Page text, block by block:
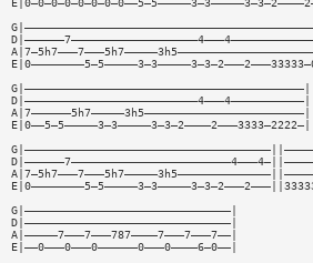
G|——————————————————————————————————————————|
D|——————————————————————————4———4———————————|
A|7——————5h7—————3h5————————————————————————|
E|0——5—5—————3—3—————3—3—2————2———3333—2222—|
G|———————————————————————————————|
D|———————————————————————————————|
A|—————7———7———787————7———7———7——|
E|——0———0———0——————0———0————6—0——|